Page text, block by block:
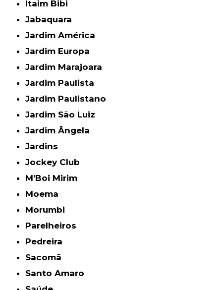
Itaim Bibi
Jabaquara
Jardim América
Jardim Europa
Jardim Marajoara
Jardim Paulista
Jardim Paulistano
Jardim São Luiz
Jardim Ângela
Jardins
Jockey Club
M'Boi Mirim
Moema
Morumbi
Parelheiros
Pedreira
Sacomã
Santo Amaro